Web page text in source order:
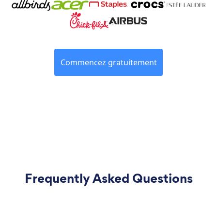
Commencez gratuitement
Frequently Asked Questions